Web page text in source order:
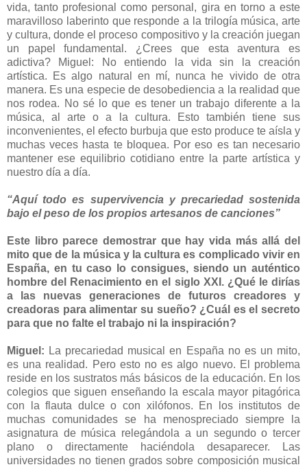
vida, tanto profesional como personal, gira en torno a este
maravilloso laberinto que responde a la trilogía música, arte
y cultura, donde el proceso compositivo y la creación juegan
un papel fundamental. ¿Crees que esta aventura es
adictiva? Miguel: No entiendo la vida sin la creación
artística. Es algo natural en mí, nunca he vivido de otra
manera. Es una especie de desobediencia a la realidad que
nos rodea. No sé lo que es tener un trabajo diferente a la
música, al arte o a la cultura. Esto también tiene sus
inconvenientes, el efecto burbuja que esto produce te aísla y
muchas veces hasta te bloquea. Por eso es tan necesario
mantener ese equilibrio cotidiano entre la parte artística y
nuestro día a día.
“Aquí todo es supervivencia y precariedad sostenida
bajo el peso de los propios artesanos de canciones”
Este libro parece demostrar que hay vida más allá del
mito que de la música y la cultura es complicado vivir en
España, en tu caso lo consigues, siendo un auténtico
hombre del Renacimiento en el siglo XXI. ¿Qué le dirías
a las nuevas generaciones de futuros creadores y
creadoras para alimentar su sueño? ¿Cuál es el secreto
para que no falte el trabajo ni la inspiración?
Miguel: La precariedad musical en España no es un mito,
es una realidad. Pero esto no es algo nuevo. El problema
reside en los sustratos más básicos de la educación. En los
colegios que siguen enseñando la escala mayor pitagórica
con la flauta dulce o con xilófonos. En los institutos de
muchas comunidades se ha menospreciado siempre la
asignatura de música relegándola a un segundo o tercer
plano o directamente haciéndola desaparecer. Las
universidades no tienen grados sobre composición musical